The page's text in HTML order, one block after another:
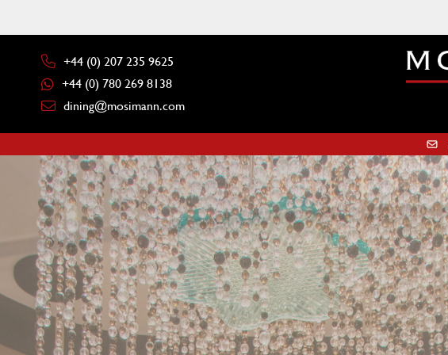
+44 (0) 207 235 9625
+44 (0) 780 269 8138
dining@mosimann.com